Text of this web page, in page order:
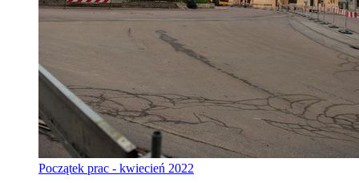
Początek prac - kwiecień 2022